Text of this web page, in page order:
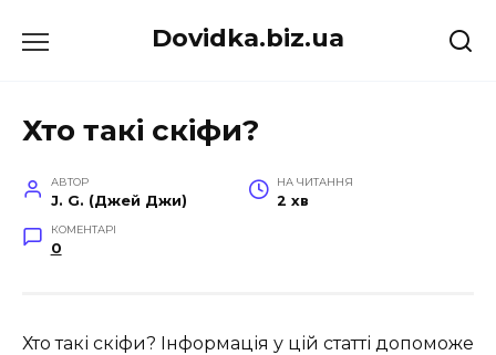
до
Dovidka.biz.ua
Хто такі скіфи?
АВТОР
J. G. (Джей Джи)
НА ЧИТАННЯ
2 хв
КОМЕНТАРІ
0
Хто такі скіфи? Інформація у цій статті допоможе